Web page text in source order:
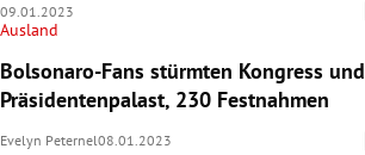
09.01.2023
Ausland
Bolsonaro-Fans stürmten Kongress und
Präsidentenpalast, 230 Festnahmen
Evelyn Peternel08.01.2023